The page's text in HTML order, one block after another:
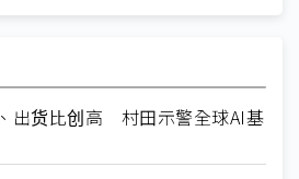
出货比创高 村田示警全球AI基